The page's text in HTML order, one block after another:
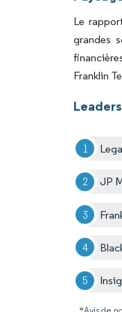
Le
grandes
Franklin
JP